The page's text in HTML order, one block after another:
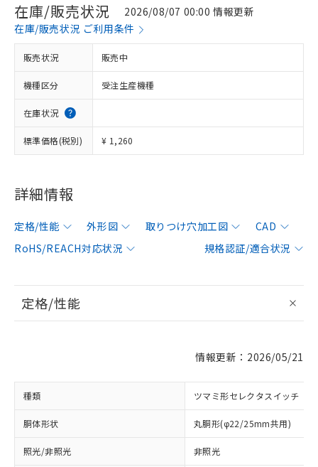
在庫/販売状況
2026/08/07 00:00 情報更新
在庫/販売状況 ご利用条件
販売状況 販売中
機種区分 受注生産機種
在庫状況
標準価格(税別) ¥ 1,260
詳細情報
定格/性能 外形図 取りつけ穴加工図
CAD
RoHS/REACH対応状況
規格認証/適合状況
定格/性能
情報更新：2026/05/21
種類 ツマミ形セレクタスイッチ
胴体形状 丸胴形(φ22/25mm共用)
照光/非照光 非照光